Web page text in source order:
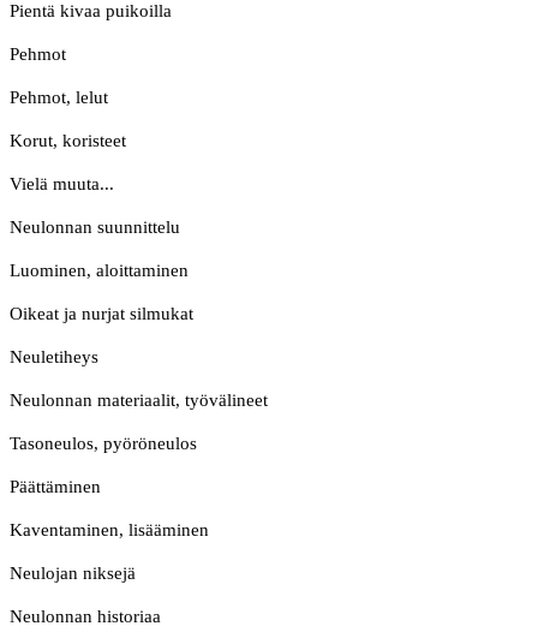
Pientä kivaa puikoilla
Pehmot
Pehmot, lelut
Korut, koristeet
Vielä muuta...
Neulonnan suunnittelu
Luominen, aloittaminen
Oikeat ja nurjat silmukat
Neuletiheys
Neulonnan materiaalit, työvälineet
Tasoneulos, pyöröneulos
Päättäminen
Kaventaminen, lisääminen
Neulojan niksejä
Neulonnan historiaa